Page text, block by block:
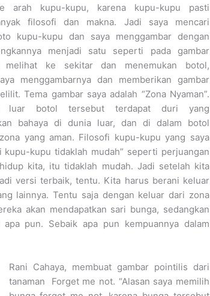
arah kupu-kupu, karena kupu-kupu pasti
filosofi dan makna. Jadi saya mencari
kupu-kupu dan saya menggambar dengan
menjadi satu seperti pada gambar
melihat ke sekitar dan menemukan botol,
menggambarnya dan memberikan gambar
Tema gambar saya adalah “Zona Nyaman”.
luar botol tersebut terdapat duri yang
bahaya di dunia luar, dan di dalam botol
yang aman. Filosofi kupu-kupu yang saya
kupu-kupu tidaklah mudah” seperti perjuangan
kita, itu tidaklah mudah. Jadi setelah kita
versi terbaik, tentu. Kita harus berani keluar
lainnya. Tentu saja dengan keluar dari zona
akan mendapatkan sari bunga, sedangkan
pun. Sebaik apa pun kempuannya dalam
Rani Cahaya, membuat gambar pointilis dari
tanaman Forget me not. “Alasan saya memilih